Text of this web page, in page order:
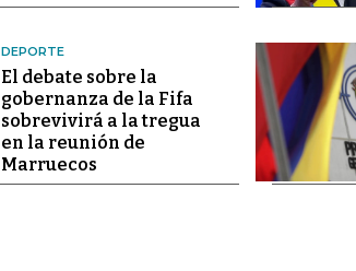
DEPORTE
El debate sobre la
gobernanza de la Fifa
sobrevivirá a la tregua
en la reunión de
Marruecos